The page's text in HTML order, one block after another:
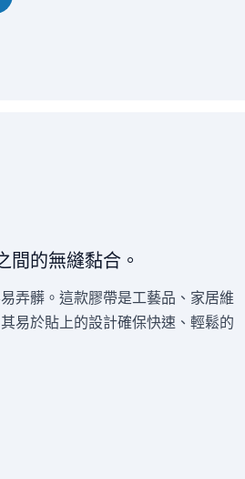
間的無縫黏合。
弄髒。這款膠帶是工藝品、家居維
易於貼上的設計確保快速、輕鬆的